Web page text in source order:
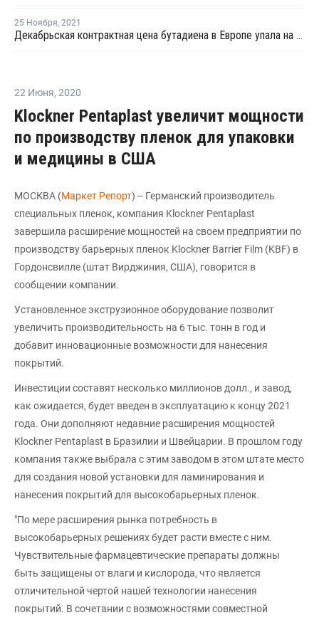
25 Ноября, 2021
Декабрьская контрактная цена бутадиена в Европе упала на EUR150 за тонну
22 Июня, 2020
Klockner Pentaplast увеличит мощности
по производству пленок для упаковки
и медицины в США
МОСКВА (Маркет Репорт) -- Германский производитель
специальных пленок, компания Klockner Pentaplast
завершила расширение мощностей на своем предприятии по
производству барьерных пленок Klockner Barrier Film (KBF) в
Гордонсвилле (штат Вирджиния, США), говорится в
сообщении компании.
Установленное экструзионное оборудование позволит
увеличить производительность на 6 тыс. тонн в год и
добавит инновационные возможности для нанесения
покрытий.
Инвестиции составят несколько миллионов долл., и завод,
как ожидается, будет введен в эксплуатацию к концу 2021
года. Они дополняют недавние расширения мощностей
Klockner Pentaplast в Бразилии и Швейцарии. В прошлом году
компания также выбрала с этим заводом в этом штате место
для создания новой установки для ламинирования и
нанесения покрытий для высокобарьерных пленок.
"По мере расширения рынка потребность в
высокобарьерных решениях будет расти вместе с ним.
Чувствительные фармацевтические препараты должны
быть защищены от влаги и кислорода, что является
отличительной чертой нашей технологии нанесения
покрытий. В сочетании с возможностями совместной